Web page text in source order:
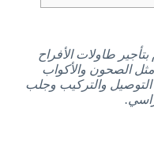
بتأجير طاولات الأفراح
مثل الصحون والأكواب
والتركيب وجلب